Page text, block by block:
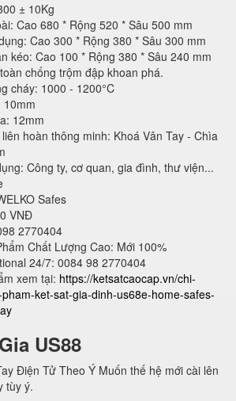
± 10Kg
Cao 680 * Rộng 520 * Sâu 500 mm
Cao 300 * Rộng 380 * Sâu 300 mm
kéo: Cao 100 * Rộng 380 * Sâu 240 mm
chống trộm đập khoan phá.
cháy: 1000 - 1200°C
10mm
12mm
hoàn thông minh: Khoá Vân Tay - Chìa
Công ty, cơ quan, gia đình, thư viện...
Safes
VNĐ
2770404
Chất Lượng Cao: Mới 100%
24/7: 0084 98 2770404
xem tại: https://ketsatcaocap.vn/chi-
ket-sat-gia-dinh-us68e-home-safes-
US88
Điện Tử Theo Ý Muốn thế hệ mới cài lên
tùy ý.